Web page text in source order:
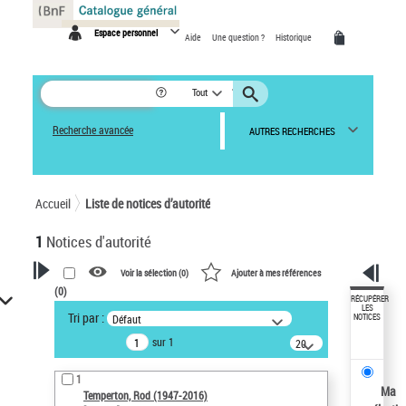
Espace personnel Aide Une question ? Historique
Tout
Recherche avancée AUTRES RECHERCHES
Accueil Liste de notices d’autorité
1 Notices d'autorité
VOTRE RECHERCHE
Recherche avancée dans les
notices d’autorité
Œuvres liées à l'auteur :
Temperton, Rod (1947-2016)
Voir la sélection (0) Ajouter à mes références
(0)
Tri par : Défaut
sur 1
20
résultats/page
1
Temperton, Rod (1947-2016)
RÉCUPÉRER
LES
NOTICES
Ma
Panneau de gestion des cookies